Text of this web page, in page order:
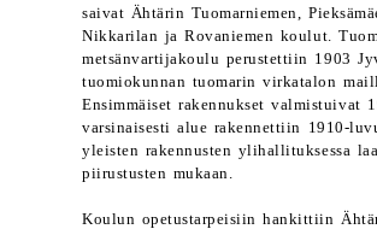
saivat Ähtärin Tuomarniemen,
Nikkarilan ja Rovaniemen koulut.
metsänvartijakoulu perustettiin 1903
tuomiokunnan tuomarin virkatalon
Ensimmäiset rakennukset valmistuivat
varsinaisesti alue rakennettiin 1910-
yleisten rakennusten ylihallituksessa
piirustusten mukaan.
Koulun opetustarpeisiin hankittiin